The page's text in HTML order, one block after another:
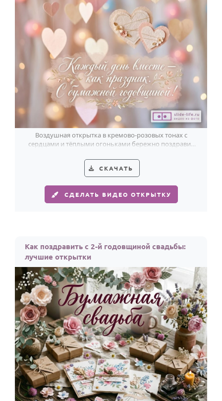
Воздушная открытка в кремово-розовых тонах с
сердцами и тёплыми огоньками бережно поздравит
СКАЧАТЬ
СДЕЛАТЬ ВИДЕО ОТКРЫТКУ
Как поздравить с 2-й годовщиной свадьбы:
лучшие открытки